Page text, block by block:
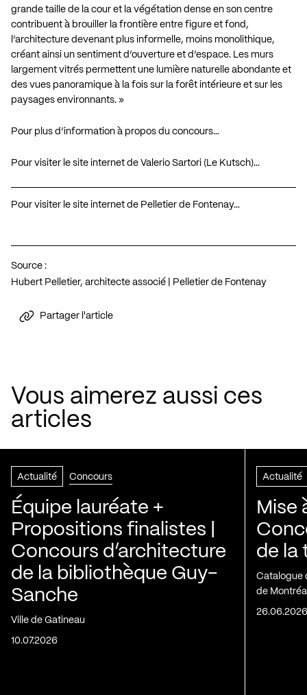
grande taille de la cour et la végétation dense en son centre
contribuent à brouiller la frontière entre figure et fond,
l’architecture devenant plus informelle, moins monolithique,
créant ainsi un sentiment d’ouverture et d’espace. Les murs
largement vitrés permettent une lumière naturelle abondante et
des vues panoramique à la fois sur la forêt intérieure et sur les
paysages environnants. »
Pour plus d’information à propos du concours…
Pour visiter le site internet de Valerio Sartori (Le Kutsch)…
Pour visiter le site internet de Pelletier de Fontenay…
Source :
Hubert Pelletier, architecte associé | Pelletier de Fontenay
Partager l'article
Vous aimerez aussi ces
articles
Actualité Concours
Équipe lauréate +
Propositions finalistes |
Concours d’architecture
de la bibliothèque Guy-
Sanche
Ville de Gatineau
10.07.2026
Actualité
Mise
de la
Catalogue
de